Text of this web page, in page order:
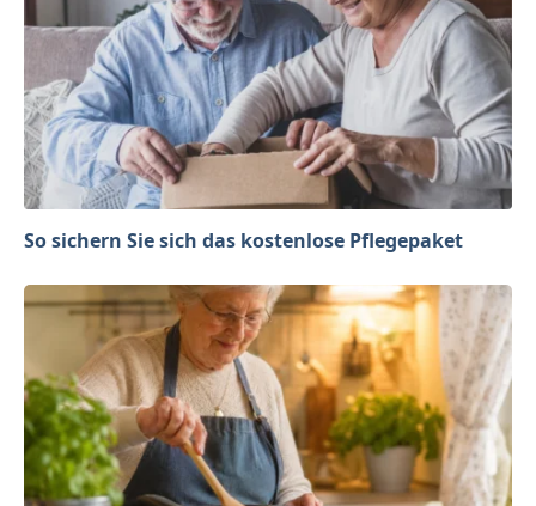
So sichern Sie sich das kostenlose Pflegepaket